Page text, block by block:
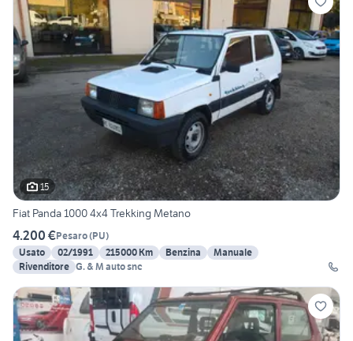
15
Fiat Panda 1000 4x4 Trekking Metano
4.200 €Pesaro(PU)
Usato
02/1991 215000 Km Benzina
Manuale
Rivenditore G. & M auto snc